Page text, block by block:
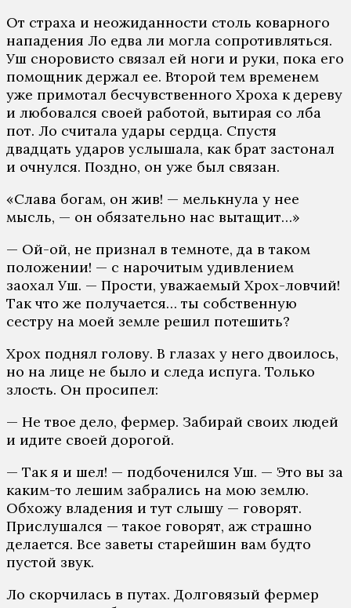
От страха и неожиданности столь коварного
нападения Ло едва ли могла сопротивляться.
Уш сноровисто связал ей ноги и руки, пока его
помощник держал ее. Второй тем временем
уже примотал бесчувственного Хроха к дереву
и любовался своей работой, вытирая со лба
пот. Ло считала удары сердца. Спустя
двадцать ударов услышала, как брат застонал
и очнулся. Поздно, он уже был связан.
«Слава богам, он жив! — мелькнула у нее
мысль, — он обязательно нас вытащит…»
— Ой-ой, не признал в темноте, да в таком
положении! — с нарочитым удивлением
заохал Уш. — Прости, уважаемый Хрох-ловчий!
Так что же получается… ты собственную
сестру на моей земле решил потешить?
Хрох поднял голову. В глазах у него двоилось,
но на лице не было и следа испуга. Только
злость. Он просипел:
— Не твое дело, фермер. Забирай своих людей
и идите своей дорогой.
— Так я и шел! — подбоченился Уш. — Это вы за
каким-то лешим забрались на мою землю.
Обхожу владения и тут слышу — говорят.
Прислушался — такое говорят, аж страшно
делается. Все заветы старейшин вам будто
пустой звук.
Ло скорчилась в путах. Долговязый фермер